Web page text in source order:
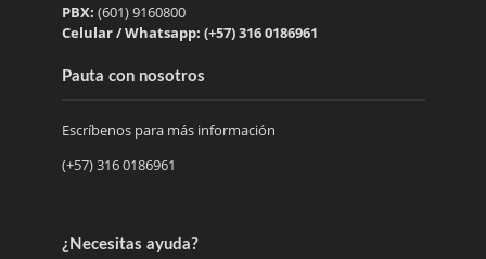
PBX: (601) 9160800
Celular / Whatsapp: (+57) 316 0186961
Pauta con nosotros
Escríbenos para más información
(+57) 316 0186961
¿Necesitas ayuda?